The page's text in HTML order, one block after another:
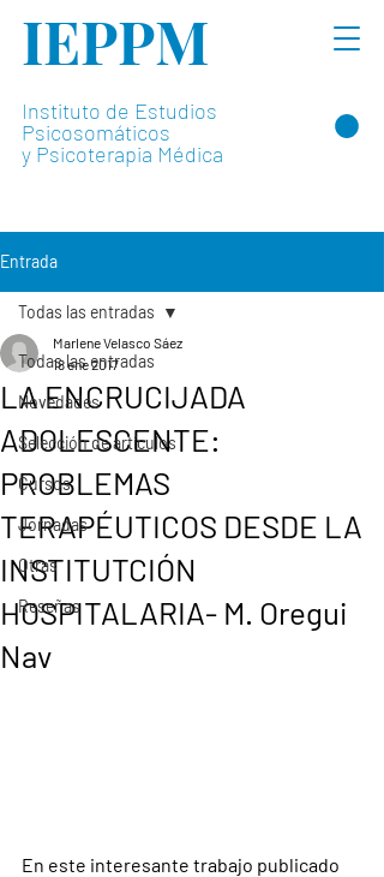
IEPPM
Instituto de Estudios
Psicosomáticos
y Psicoterapia Médica
Entrada
Todas las entradas
Novedades
Selección de artículos
Cursos
Jornadas
Otras
Reseñas
Todas las entradas
LA ENCRUCIJADA
ADOLESCENTE:
PROBLEMAS
TERAPÉUTICOS DESDE LA
INSTITUTCIÓN
HOSPITALARIA- M. Oregui
Nav
Marlene Velasco Sáez
18 ene 2017
En este interesante trabajo publicado